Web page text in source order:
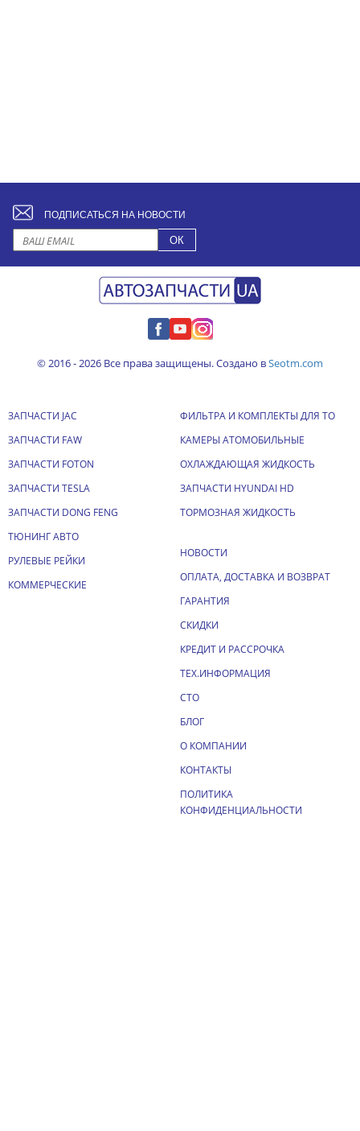
ПОДПИСАТЬСЯ НА НОВОСТИ
© 2016 - 2026 Все права защищены. Создано вSeotm.com
ЗАПЧАСТИ JAC
ЗАПЧАСТИ FAW
ЗАПЧАСТИ FOTON
ЗАПЧАСТИ TESLA
ЗАПЧАСТИ DONG FENG
ТЮНИНГ АВТО
РУЛЕВЫЕ РЕЙКИ
КОММЕРЧЕСКИЕ
ФИЛЬТРА И КОМПЛЕКТЫ ДЛЯ ТО
КАМЕРЫ АТОМОБИЛЬНЫЕ
ОХЛАЖДАЮЩАЯ ЖИДКОСТЬ
ЗАПЧАСТИ HYUNDAI HD
ТОРМОЗНАЯ ЖИДКОСТЬ
НОВОСТИ
ОПЛАТА, ДОСТАВКА И ВОЗВРАТ
ГАРАНТИЯ
СКИДКИ
КРЕДИТ И РАССРОЧКА
ТЕХ.ИНФОРМАЦИЯ
СТО
БЛОГ
О КОМПАНИИ
КОНТАКТЫ
ПОЛИТИКА
КОНФИДЕНЦИАЛЬНОСТИ